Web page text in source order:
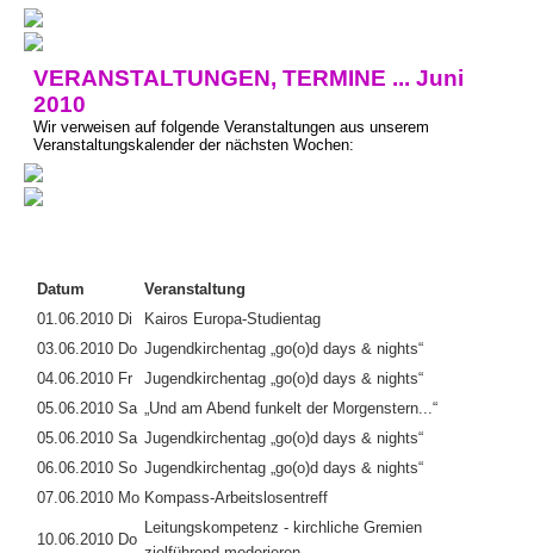
VERANSTALTUNGEN, TERMINE ... Juni
2010
Wir verweisen auf folgende Veranstaltungen aus unserem
Veranstaltungskalender der nächsten Wochen:
Datum
Veranstaltung
01.06.2010 Di
Kairos Europa-Studientag
03.06.2010 Do Jugendkirchentag „go(o)d days & nights“
04.06.2010 Fr
Jugendkirchentag „go(o)d days & nights“
05.06.2010 Sa „Und am Abend funkelt der Morgenstern...“
05.06.2010 Sa Jugendkirchentag „go(o)d days & nights“
06.06.2010 So Jugendkirchentag „go(o)d days & nights“
07.06.2010 Mo Kompass-Arbeitslosentreff
10.06.2010 Do
Leitungskompetenz - kirchliche Gremien